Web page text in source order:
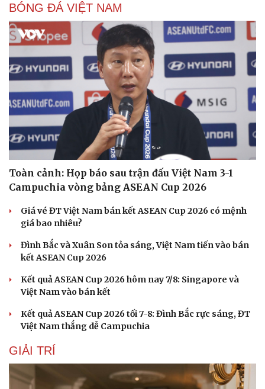
Sức khỏe
Dinh dưỡng - món ngon
Sản phụ khoa
Nhi khoa
Đời sống
Tình yêu - Gia đình
BÓNG ĐÁ VIỆT NAM
Toàn cảnh: Họp báo sau trận đấu Việt Nam 3-1
Campuchia vòng bảng ASEAN Cup 2026
Giá vé ĐT Việt Nam bán kết ASEAN Cup 2026 có mệnh
giá bao nhiêu?
Đình Bắc và Xuân Son tỏa sáng, Việt Nam tiến vào bán
kết ASEAN Cup 2026
Kết quả ASEAN Cup 2026 hôm nay 7/8: Singapore và
Việt Nam vào bán kết
Kết quả ASEAN Cup 2026 tối 7-8: Đình Bắc rực sáng, ĐT
Việt Nam thắng dễ Campuchia
GIẢI TRÍ